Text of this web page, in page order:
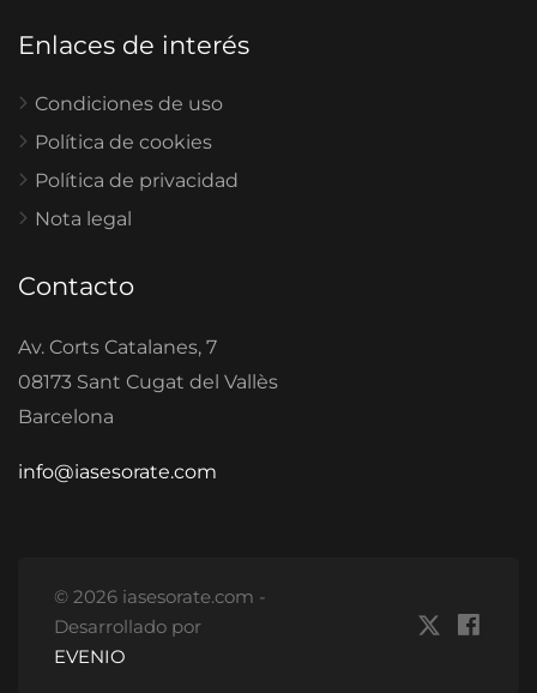
Enlaces de interés
Condiciones de uso
Política de cookies
Política de privacidad
Nota legal
Contacto
Av. Corts Catalanes, 7
08173 Sant Cugat del Vallès
Barcelona
info@iasesorate.com
© 2026 iasesorate.com -
Desarrollado por
EVENIO